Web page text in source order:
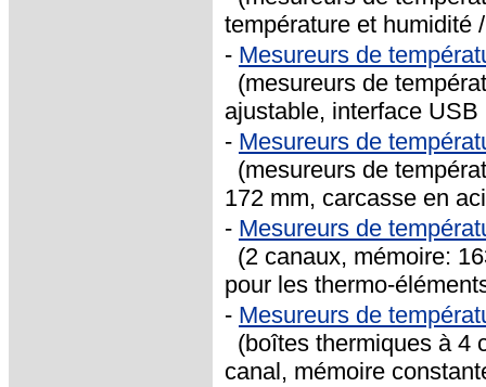
température et humidité
- Mesureurs de
(mesureurs de
ajustable, interface
- Mesureurs de
(mesureurs de
172 mm, carcasse en
- Mesureurs de
(2 canaux, mémoire:
pour les thermo-
- Mesureurs de
(boîtes thermiques à 4
canal, mémoire